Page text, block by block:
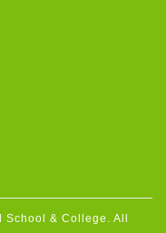
& College. All